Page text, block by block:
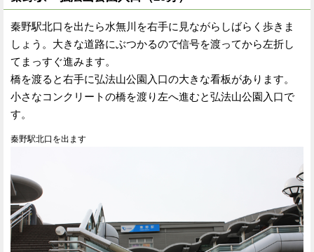
秦野駅北口を出たら水無川を右手に見ながらしばらく歩きま
しょう。大きな道路にぶつかるので信号を渡ってから左折し
てまっすぐ進みます。
橋を渡ると右手に弘法山公園入口の大きな看板があります。
小さなコンクリートの橋を渡り左へ進むと弘法山公園入口で
す。
秦野駅北口を出ます